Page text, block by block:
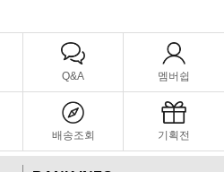
Q&A 멤버쉽
배송조회 기획전